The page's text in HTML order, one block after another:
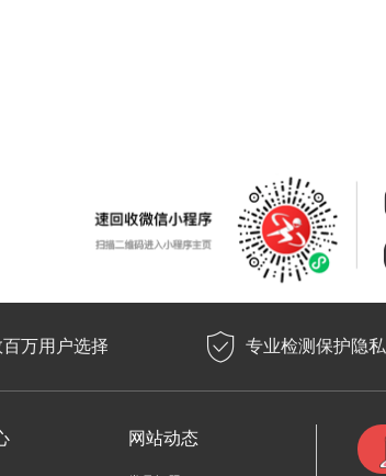
百万用户选择 专业检测保护隐私
网站动态